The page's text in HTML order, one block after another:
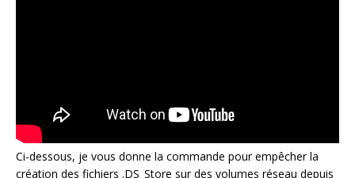
Ci-dessous, je vous donne la commande pour empêcher la
création des fichiers .DS_Store sur des volumes réseau depuis